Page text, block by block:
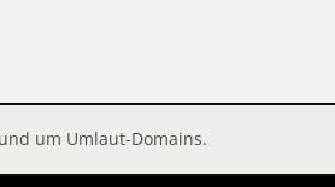
um Umlaut-Domains.